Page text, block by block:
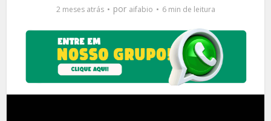
2 meses atrás por aifabio 6 min de leitura